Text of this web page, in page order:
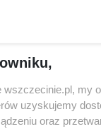
wszczecinie.pl, my
uzyskujemy
oraz